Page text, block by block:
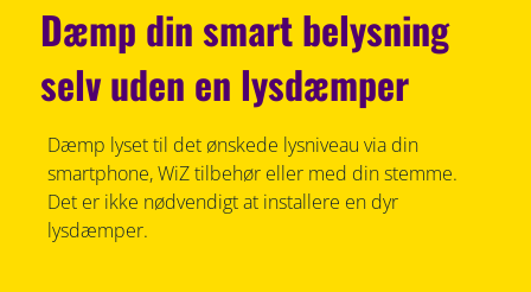
Dæmp din smart belysning
selv uden en lysdæmper
Dæmp lyset til det ønskede lysniveau via din
smartphone, WiZ tilbehør eller med din stemme.
Det er ikke nødvendigt at installere en dyr
lysdæmper.